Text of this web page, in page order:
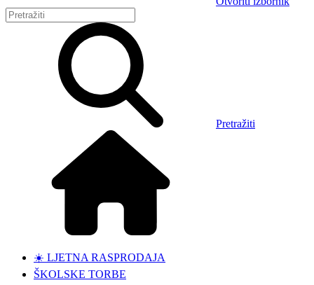
Pretražiti
☀️ LJETNA RASPRODAJA
ŠKOLSKE TORBE